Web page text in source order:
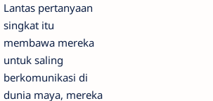
Lantas pertanyaan
singkat itu
membawa mereka
untuk saling
berkomunikasi di
dunia maya, mereka